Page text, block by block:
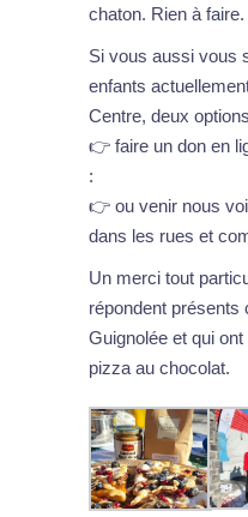
chaton. Rien à
Si vous aussi vous
enfants
Centre, deux
👉 faire un don en
:
👉 ou venir nous
dans les rues et
Un merci tout
répondent présents
Guignolée et qui
pizza au chocolat.